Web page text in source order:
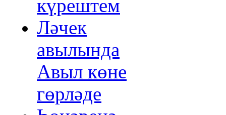
күрештем
Ләчек
авылында
Авыл көне
гөрләде